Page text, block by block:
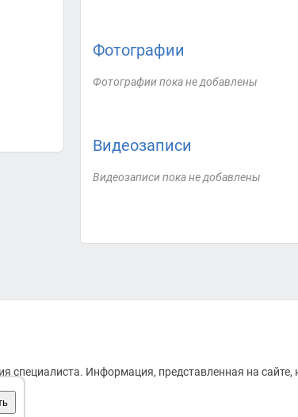
Фотографии
Фотографии пока не добавлены
Видеозаписи
Видеозаписи пока не добавлены
специалиста. Информация, представленная на